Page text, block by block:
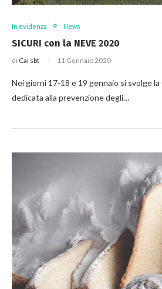
In evidenza News
SICURI con la NEVE 2020
di Cai sbt 11 Gennaio 2020
Nei giorni 17-18 e 19 gennaio si svolge
dedicata alla prevenzione degli…